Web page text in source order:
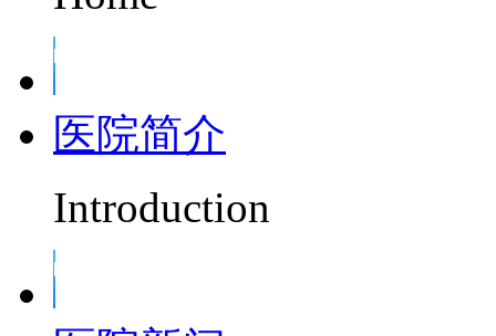
医院简介
Introduction